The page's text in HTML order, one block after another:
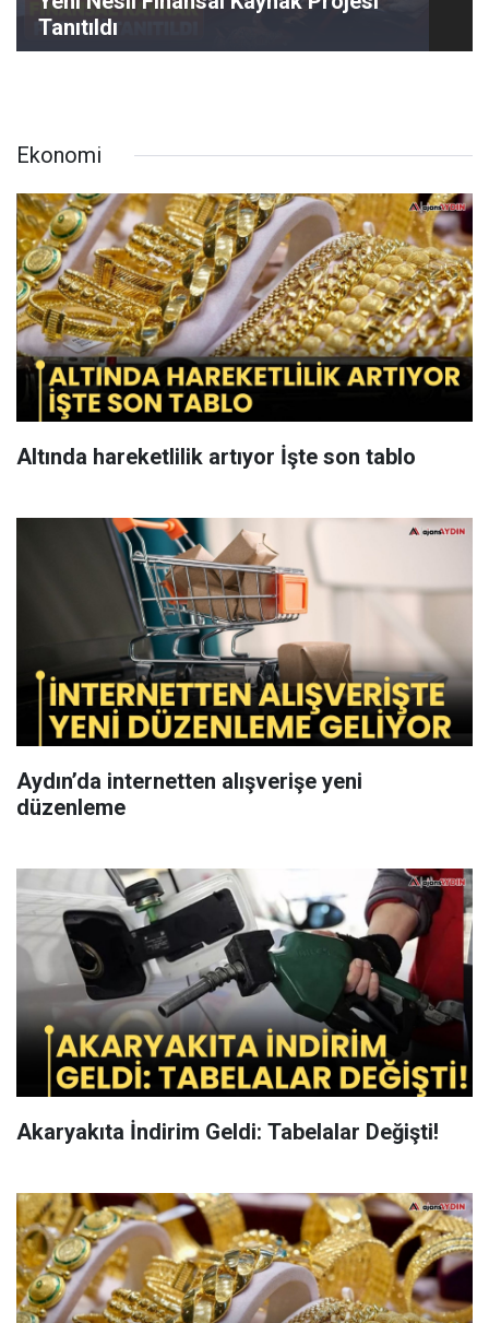
Tanıtıldı
Ekonomi
Altında hareketlilik artıyor İşte son tablo
Aydın’da internetten alışverişe yeni
düzenleme
Akaryakıta İndirim Geldi: Tabelalar Değişti!